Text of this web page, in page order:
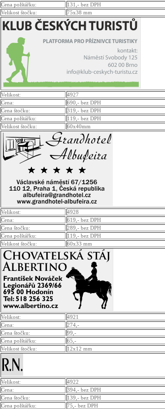
Cena polštářku:
131,- bez DPH
Velikost štočku:
75x38 mm
Velikost:
4927
Cena:
690,- bez DPH
Cena štočku:
319,- bez DPH
Cena polštářku:
119,- bez DPH
Velikost štočku:
60x40mm
Velikost:
4928
Cena:
619,- bez DPH
Cena štočku:
289,- bez DPH
Cena polštářku:
119,- bez DPH
Velikost štočku:
60x33 mm
Velikost:
4921
Cena:
274,-
Cena štočku:
99,-
Cena polštářku:
65,-
Velikost štočku:
12x12 mm
Velikost:
4922
Cena:
394,- bez DPH
Cena štočku:
139,- bez DPH
Cena polštářku:
75,- bez DPH